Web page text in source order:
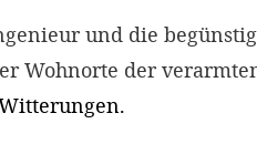
und die
Wohnorte der